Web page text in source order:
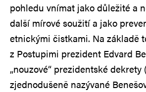
pohledu vnímat jako důležité a
další mírové soužití a jako
etnickými čistkami. Na základě
z Postupimi prezident Edvard
„nouzové“ prezidentské dekrety
zjednodušeně nazývané